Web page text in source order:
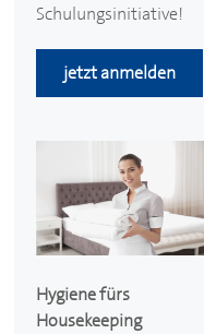
Schulungsinitiative!
jetzt anmelden
Hygiene fürs
Housekeeping